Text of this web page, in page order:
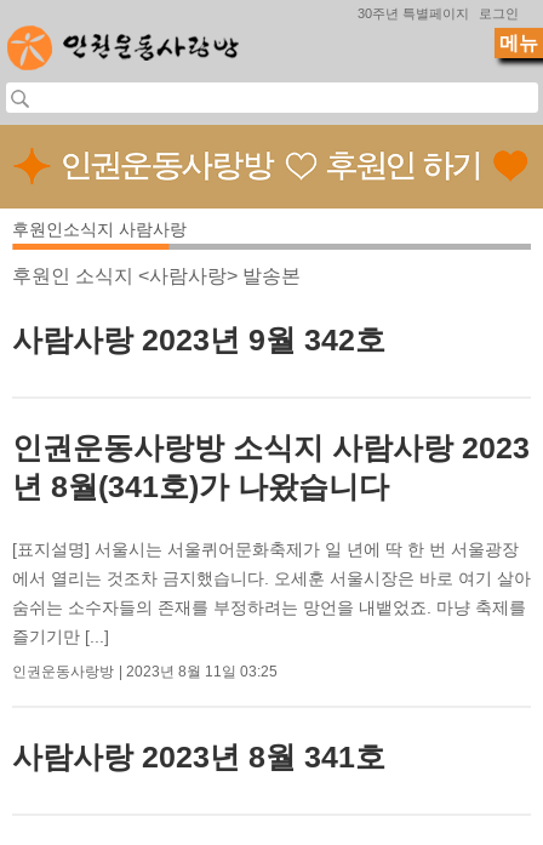
30주년 특별페이지 로그인
후원인소식지 사람사랑
후원인 소식지 <사람사랑> 발송본
사람사랑 2023년 9월 342호
인권운동사랑방 소식지 사람사랑 2023
년 8월(341호)가 나왔습니다
[표지설명] 서울시는 서울퀴어문화축제가 일 년에 딱 한 번 서울광장
에서 열리는 것조차 금지했습니다. 오세훈 서울시장은 바로 여기 살아
숨쉬는 소수자들의 존재를 부정하려는 망언을 내뱉었죠. 마냥 축제를
즐기기만 [...]
인권운동사랑방 2023년 8월 11일 03:25
사람사랑 2023년 8월 341호
메뉴